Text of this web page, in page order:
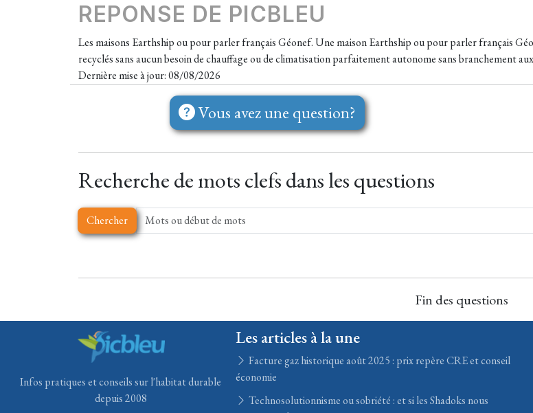
REPONSE DE PICBLEU
Les maisons Earthship ou pour parler français Géonef. Une maison Earthship ou pour parler français
recyclés sans aucun besoin de chauffage ou de climatisation parfaitement autonome sans branchement
Dernière mise à jour: 08/08/2026
Vous avez une question?
Recherche de mots clefs dans les questions
Chercher
Fin des questions
Infos pratiques et conseils sur l'habitat durable
depuis 2008
Les articles à la une
Facture gaz historique août 2025 : prix repère CRE et conseil
économie
Technosolutionnisme ou sobriété : et si les Shadoks nous